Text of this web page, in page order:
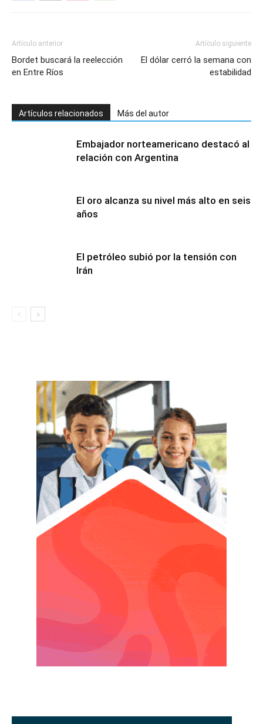
Artículo anterior
Bordet buscará la reelección
en Entre Ríos
Artículo siguiente
El dólar cerró la semana con
estabilidad
Artículos relacionados Más del autor
Embajador norteamericano destacó al
relación con Argentina
El oro alcanza su nivel más alto en seis
años
El petróleo subió por la tensión con
Irán